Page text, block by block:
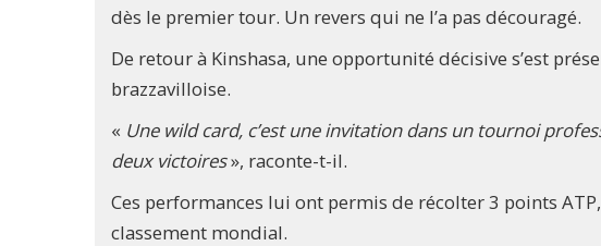
dès le premier tour. Un revers qui ne l’a pas découragé.
De retour à Kinshasa, une opportunité décisive s’est
brazzavilloise.
« Une wild card, c’est une invitation dans un tournoi
deux victoires», raconte-t-il.
Ces performances lui ont permis de récolter 3 points
classement mondial.